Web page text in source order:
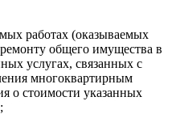
работах (оказываемых
общего имущества в
услугах, связанных с
многоквартирным
о стоимости указанных